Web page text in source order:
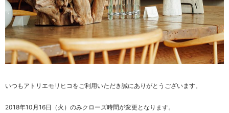
いつもアトリエモリヒコをご利用いただき誠にありがとうございます。
2018年10月16日（火）のみクローズ時間が変更となります。